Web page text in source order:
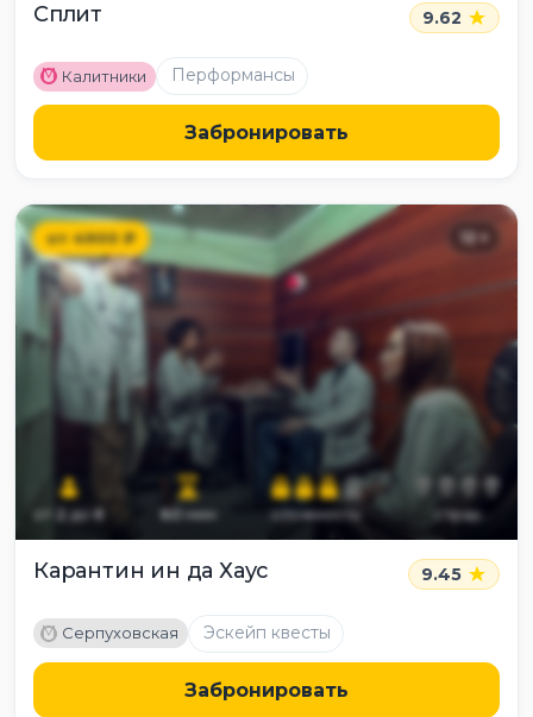
Сплит 9.62
M Калитники Перформансы
Забронировать
от4900₽ 12 +
от 2до6 60 мин сложность страх
Карантин ин да Хаус 9.45
M Серпуховская Эскейп квесты
Забронировать